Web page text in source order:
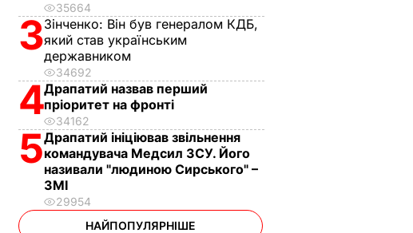
35664
3Зінченко: Він був генералом КДБ,
який став українським
державником
34692
4Драпатий назвав перший
пріоритет на фронті
34162
5Драпатий ініціював звільнення
командувача Медсил ЗСУ. Його
називали "людиною Сирського" –
ЗМІ
29954
НАЙПОПУЛЯРНІШЕ